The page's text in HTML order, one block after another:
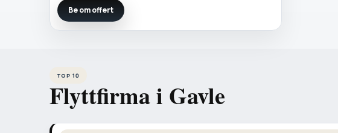
Be om offert
TOP 10
Flyttfirma i Gavle